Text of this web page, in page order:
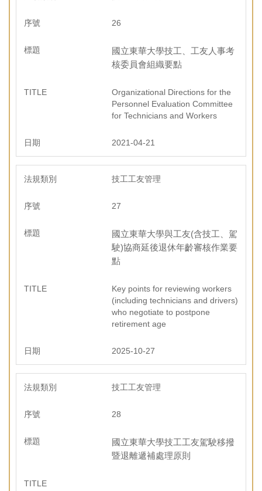
26
國立東華大學技工、工友人事考
核委員會組織要點
Organizational Directions for the
Personnel Evaluation Committee
for Technicians and Workers
2021-04-21
技工工友管理
27
國立東華大學與工友(含技工、駕
駛)協商延後退休年齡審核作業要
點
Key points for reviewing workers
(including technicians and drivers)
who negotiate to postpone
retirement age
2025-10-27
技工工友管理
28
國立東華大學技工工友駕駛移撥
暨退離遞補處理原則